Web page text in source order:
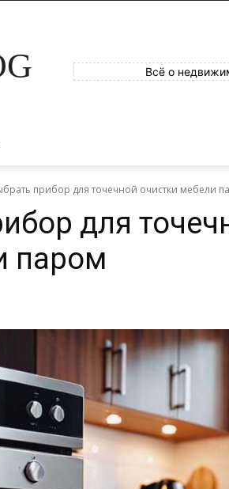
Всё о
прибор для точечной очистки мебели
для
паром